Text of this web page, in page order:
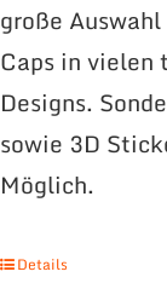
große
Caps in vielen
Designs.
sowie 3D
Möglich.
Details